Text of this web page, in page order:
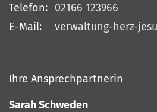
Telefon: 02166 123966
E-Mail:
verwaltung-herz-
Ihre Ansprechpartnerin
Sarah Schweden